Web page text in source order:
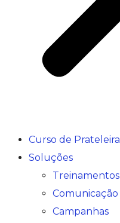
Curso de Prateleira
Soluções
Treinamentos
Comunicação
Campanhas